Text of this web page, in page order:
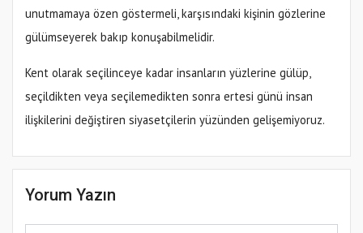
unutmamaya özen göstermeli, karşısındaki kişinin gözlerine
gülümseyerek bakıp konuşabilmelidir.
Kent olarak seçilinceye kadar insanların yüzlerine gülüp,
seçildikten veya seçilemedikten sonra ertesi günü insan
ilişkilerini değiştiren siyasetçilerin yüzünden gelişemiyoruz.
Yorum Yazın